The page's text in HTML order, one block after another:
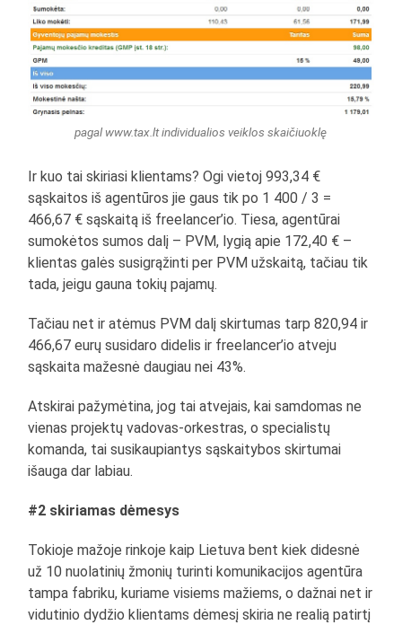
pagal www.tax.lt individualios veiklos skaičiuoklę
Ir kuo tai skiriasi klientams? Ogi vietoj 993,34 €
sąskaitos iš agentūros jie gaus tik po 1 400 / 3 =
466,67 € sąskaitą iš freelancer’io. Tiesa, agentūrai
sumokėtos sumos dalį – PVM, lygią apie 172,40 € –
klientas galės susigrąžinti per PVM užskaitą, tačiau tik
tada, jeigu gauna tokių pajamų.
Tačiau net ir atėmus PVM dalį skirtumas tarp 820,94 ir
466,67 eurų susidaro didelis ir freelancer’io atveju
sąskaita mažesnė daugiau nei 43%.
Atskirai pažymėtina, jog tai atvejais, kai samdomas ne
vienas projektų vadovas-orkestras, o specialistų
komanda, tai susikaupiantys sąskaitybos skirtumai
išauga dar labiau.
#2 skiriamas dėmesys
Tokioje mažoje rinkoje kaip Lietuva bent kiek didesnė
už 10 nuolatinių žmonių turinti komunikacijos agentūra
tampa fabriku, kuriame visiems mažiems, o dažnai net ir
vidutinio dydžio klientams dėmesį skiria ne realią patirtį